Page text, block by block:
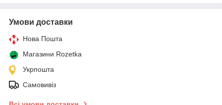
Умови доставки
Нова Пошта
Магазини Rozetka
Укрпошта
Самовивіз